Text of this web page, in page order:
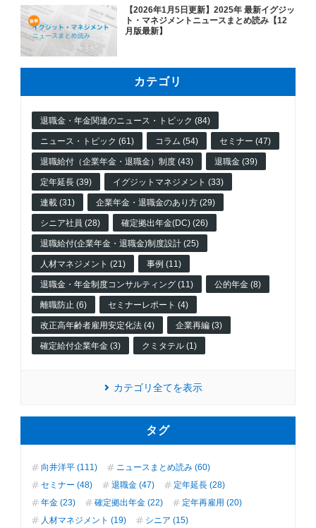
【2026年1月5日更新】2025年 最新イグジッ
ト・マネジメントニュースまとめ読み【12
月版最新】
カテゴリ
退職金・年金関連のニュース・トピック (84)
ニュース・トピック (61) コラム (54) セミナー (47)
退職給付（企業年金・退職金）制度 (43) 退職金 (39)
定年延長 (39) イグジットマネジメント (33)
連載 (31) 企業年金・退職金のあり方 (29)
シニア社員 (28) 確定拠出年金(DC) (26)
退職給付(企業年金・退職金)制度設計 (25)
人材マネジメント (21) 事例 (11)
退職金・年金制度コンサルティング (11) 公的年金 (8)
離職防止 (6) セミナーレポート (4)
改正高年齢者雇用安定化法 (4) 企業再編 (3)
確定給付企業年金 (3) クミタテル (1)
カテゴリ全てを表示
タグ
向井洋平 (111)
ニュースまとめ読み (60)
セミナー (48)
退職金 (47)
定年延長 (28)
年金 (23)
確定拠出年金 (22)
定年再雇用 (20)
人材マネジメント (19)
シニア (15)